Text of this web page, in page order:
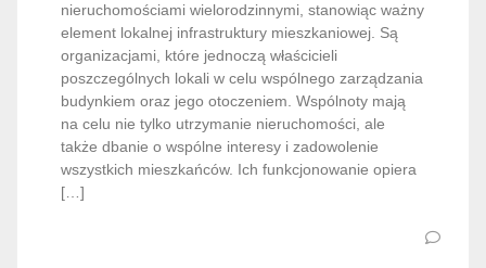
nieruchomościami wielorodzinnymi, stanowiąc ważny
element lokalnej infrastruktury mieszkaniowej. Są
organizacjami, które jednoczą właścicieli
poszczególnych lokali w celu wspólnego zarządzania
budynkiem oraz jego otoczeniem. Wspólnoty mają
na celu nie tylko utrzymanie nieruchomości, ale
także dbanie o wspólne interesy i zadowolenie
wszystkich mieszkańców. Ich funkcjonowanie opiera
[…]